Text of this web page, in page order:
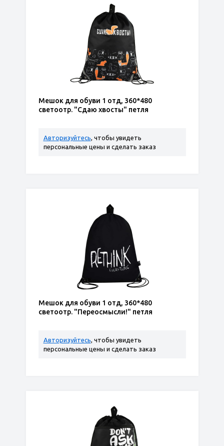
Мешок для обуви 1 отд, 360*480
светоотр. "Сдаю хвосты" петля
Авторизуйтесь, чтобы увидеть
персональные цены и сделать заказ
Мешок для обуви 1 отд, 360*480
светоотр. "Переосмысли!" петля
Авторизуйтесь, чтобы увидеть
персональные цены и сделать заказ